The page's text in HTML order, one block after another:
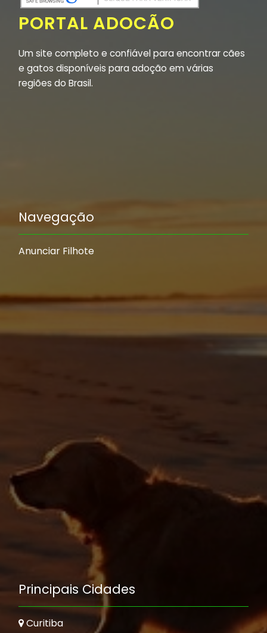
PORTAL ADOCÃO
Um site completo e confiável para encontrar cães
e gatos disponíveis para adoção em várias
regiões do Brasil.
Navegação
Anunciar Filhote
Principais Cidades
Curitiba